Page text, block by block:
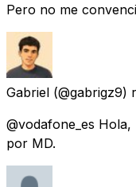
Pero no me
Gabriel (@gabrigz9)
@vodafone_es
por MD.